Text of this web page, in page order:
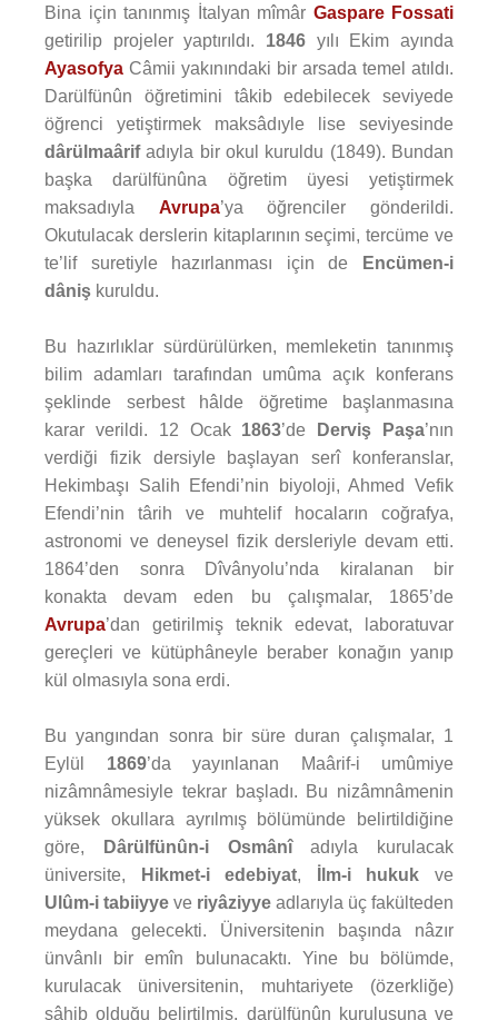
Bina için tanınmış İtalyan mîmâr Gaspare Fossati
getirilip projeler yaptırıldı. 1846 yılı Ekim ayında
Ayasofya Câmii yakınındaki bir arsada temel atıldı.
Darülfünûn öğretimini tâkib edebilecek seviyede
öğrenci yetiştirmek maksâdıyle lise seviyesinde
dârülmaârifadıyla bir okul kuruldu (1849). Bundan
başka darülfünûna öğretim üyesi yetiştirmek
maksadıyla Avrupa’ya öğrenciler gönderildi.
Okutulacak derslerin kitaplarının seçimi, tercüme ve
te’lif suretiyle hazırlanması için de
Encümen-i
dâniş kuruldu.
Bu hazırlıklar sürdürülürken, memleketin tanınmış
bilim adamları tarafından umûma açık konferans
şeklinde serbest hâlde öğretime başlanmasına
karar verildi. 12 Ocak 1863’de Derviş Paşa’nın
verdiği fizik dersiyle başlayan serî konferanslar,
Hekimbaşı Salih Efendi’nin biyoloji, Ahmed Vefik
Efendi’nin târih ve muhtelif hocaların coğrafya,
astronomi ve deneysel fizik dersleriyle devam etti.
1864’den sonra Dîvânyolu’nda kiralanan bir
konakta devam eden bu çalışmalar, 1865’de
Avrupa’dan getirilmiş teknik edevat, laboratuvar
gereçleri ve kütüphâneyle beraber konağın yanıp
kül olmasıyla sona erdi.
Bu yangından sonra bir süre duran çalışmalar, 1
Eylül 1869’da yayınlanan Maârif-i umûmiye
nizâmnâmesiyle tekrar başladı. Bu nizâmnâmenin
yüksek okullara ayrılmış bölümünde belirtildiğine
göre,
Dârülfünûn-i Osmânîadıyla kurulacak
üniversite,
Hikmet-i edebiyat, İlm-i hukuk ve
Ulûm-i tabiiyye ve riyâziyye adlarıyla üç fakülteden
meydana gelecekti. Üniversitenin başında nâzır
ünvânlı bir emîn bulunacaktı. Yine bu bölümde,
kurulacak üniversitenin, muhtariyete (özerkliğe)
sâhib olduğu belirtilmiş, darülfünûn kuruluşuna ve